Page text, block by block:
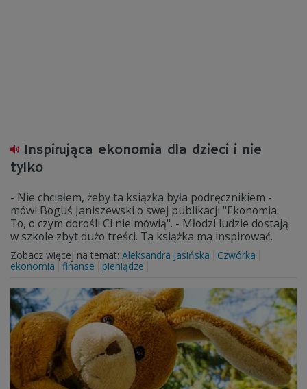
Inspirująca ekonomia dla dzieci i nie
tylko
- Nie chciałem, żeby ta książka była podręcznikiem -
mówi Boguś Janiszewski o swej publikacji "Ekonomia.
To, o czym dorośli Ci nie mówią". - Młodzi ludzie dostają
w szkole zbyt dużo treści. Ta książka ma inspirować.
Zobacz więcej na temat: Aleksandra Jasińska
Czwórka
ekonomia
finanse pieniądze